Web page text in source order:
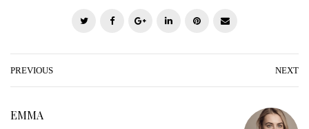
i
t
c
b
o
l
n
e
n
e
a
l
PREVIOUS NEXT
EMMA